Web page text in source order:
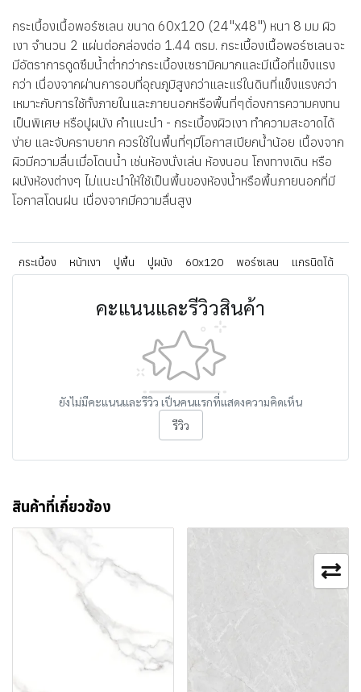
กระเบื้องเนื้อพอร์ซเลน ขนาด 60x120 (24"x48") หนา 8 มม ผิว
เงา จำนวน 2 แผ่นต่อกล่องต่อ 1.44 ตรม. กระเบื้องเนื้อพอร์ซเลนจะ
มีอัตราการดูดซึมน้ำต่ำกว่ากระเบื้องเซรามิคมากและมีเนื้อที่แข็งแรง
กว่า เนื่องจากผ่านการอบที่อุณภูมิสูงกว่าและแร่ในดินที่แข็งแรงกว่า
เหมาะกับการใช้ทั้งภายในและภายนอกหรือพื้นที่ๆต้่องการความคงทน
เป็นพิเศษ หรือปูผนัง คำแนะนำ - กระเบื้องผิวเงา ทำความสะอาดได้
ง่าย และจับคราบยาก ควรใช้ในพื้นที่ๆมีโอกาสเปียกน้ำน้อย เนื้องจาก
ผิวมีความลื่นเมื่อโดนน้ำ เช่นห้องนั่งเล่น ห้องนอน โถงทางเดิน หรือ
ผนังห้องต่างๆ ไม่แนะนำให้ใช้เป็นพื้นของห้องน้ำหรือพื้นภายนอกที่มี
โอกาสโดนฝน เนื่องจากมีความลื่นสูง
กระเบื้อง หน้าเงา ปูพื้น ปูผนัง 60x120 พอร์ซเลน แกรนิตโต้
คะแนนและรีวิวสินค้า
ยังไม่มีคะแนนและรีวิว เป็นคนแรกที่แสดงความคิดเห็น
รีวิว
สินค้าที่เกี่ยวข้อง